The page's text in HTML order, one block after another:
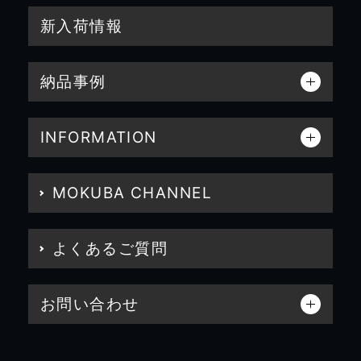
新入荷情報
納品事例
INFORMATION
MOKUBA CHANNEL
よくあるご質問
お問い合わせ